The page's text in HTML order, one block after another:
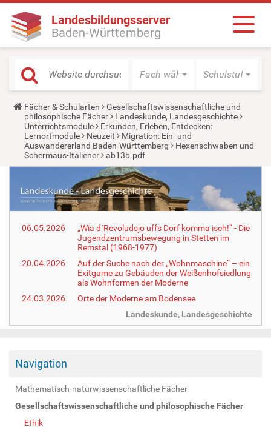
Landesbildungsserver
Baden-Württemberg
Fach wählen Schulstufe
Y
o
u
a
r
e
h
e
:
Fächer & Schularten
Gesellschaftswissenschaftliche und
philosophische Fächer
Landeskunde, Landesgeschichte
Unterrichtsmodule
Erkunden, Erleben, Entdecken:
Lernortmodule
Neuzeit
Migration: Ein- und
Auswandererland Baden-Württemberg
Hexenschwaben und
Schermaus-Italiener
ab13b.pdf
06.05.2026
„Wia d´Revoludsjo uffs Dorf komma isch!“ - Die
Jugendzentrumsbewegung in Stetten im
Remstal (1968-1977)
20.04.2026
Auf der Suche nach der „Wohnmaschine“ – ein
Exitgame zu Gebäuden der Weißenhofsiedlung
als Wohnformen der Moderne
24.03.2026
Orte der Moderne am Bodensee
Landeskunde, Landesgeschichte
Navigation
Mathematisch-naturwissenschaftliche Fächer
Gesellschaftswissenschaftliche und philosophische Fächer
Ethik